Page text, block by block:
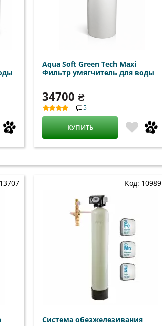
Aqua Soft Green Tech Maxi
Фильтр умягчитель для воды
34700 ₴
5
КУПИТЬ
Код: 10989
Система обезжелезивания